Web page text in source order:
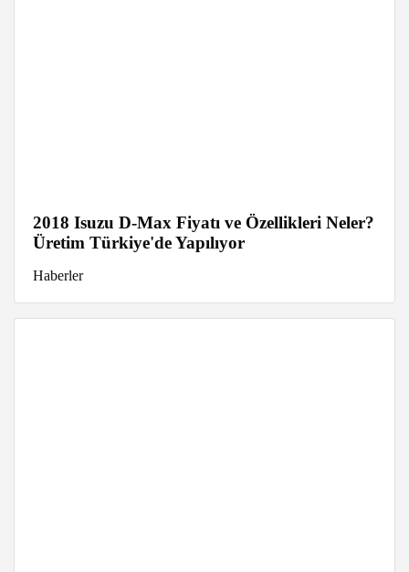
2018 Isuzu D-Max Fiyatı ve Özellikleri Neler?
Üretim Türkiye'de Yapılıyor
Haberler